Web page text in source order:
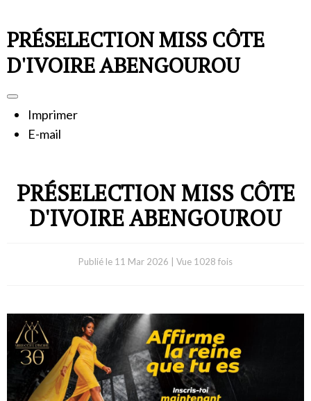
PRÉSELECTION MISS CÔTE
D'IVOIRE ABENGOUROU
Imprimer
E-mail
PRÉSELECTION MISS CÔTE
D'IVOIRE ABENGOUROU
Publié le 11 Mar 2026 Vue 1028 fois